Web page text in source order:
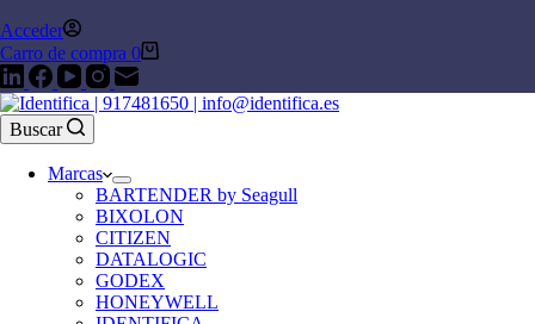
Acceder
Carro de compra 0
Buscar
Marcas
BARTENDER by Seagull
BIXOLON
CITIZEN
DATALOGIC
GODEX
HONEYWELL